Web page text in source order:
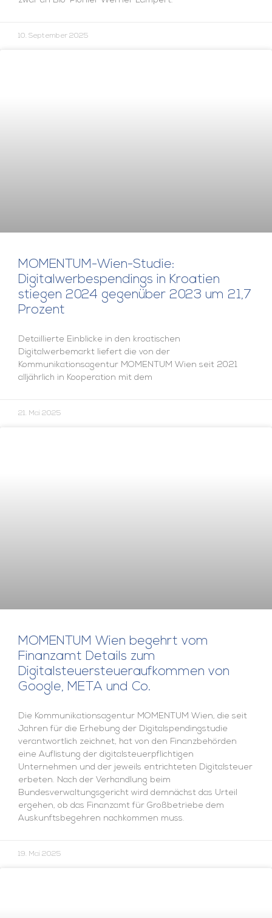
10. September 2025
MOMENTUM-Wien-Studie:
Digitalwerbespendings in Kroatien
stiegen 2024 gegenüber 2023 um 21,7
Prozent
Detaillierte Einblicke in den kroatischen
Digitalwerbemarkt liefert die von der
Kommunikationsagentur MOMENTUM Wien seit 2021
alljährlich in Kooperation mit dem
21. Mai 2025
MOMENTUM Wien begehrt vom
Finanzamt Details zum
Digitalsteuersteueraufkommen von
Google, META und Co.
Die Kommunikationsagentur MOMENTUM Wien, die seit
Jahren für die Erhebung der Digitalspendingstudie
verantwortlich zeichnet, hat von den Finanzbehörden
eine Auflistung der digitalsteuerpflichtigen
Unternehmen und der jeweils entrichteten Digitalsteuer
erbeten. Nach der Verhandlung beim
Bundesverwaltungsgericht wird demnächst das Urteil
ergehen, ob das Finanzamt für Großbetriebe dem
Auskunftsbegehren nachkommen muss.
19. Mai 2025